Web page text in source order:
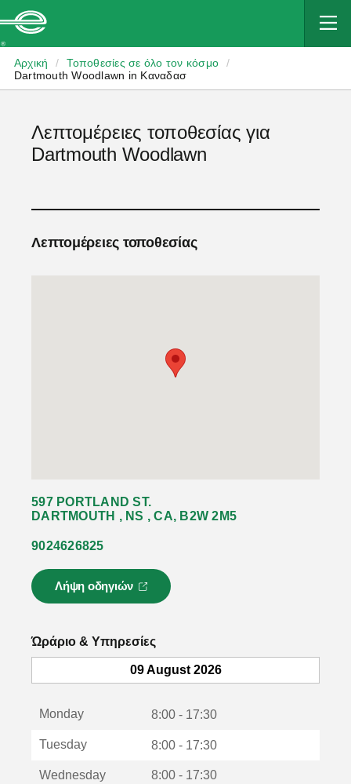
Αρχική / Τοποθεσίες σε όλο τον κόσμο
/
Dartmouth Woodlawn in Καναδασ
Λεπτομέρειες τοποθεσίας για
Dartmouth Woodlawn
Λεπτομέρειες τοποθεσίας
597 PORTLAND ST.
DARTMOUTH , NS , CA, B2W 2M5
9024626825
Λήψη οδηγιών
Ο
σ
ν
ε
σ
Ώράριο & Υπηρεσίες
09 August 2026
Monday 8:00 - 17:30
Tuesday 8:00 - 17:30
Wednesday 8:00 - 17:30